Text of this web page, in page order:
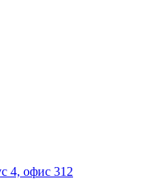
4, офис 312